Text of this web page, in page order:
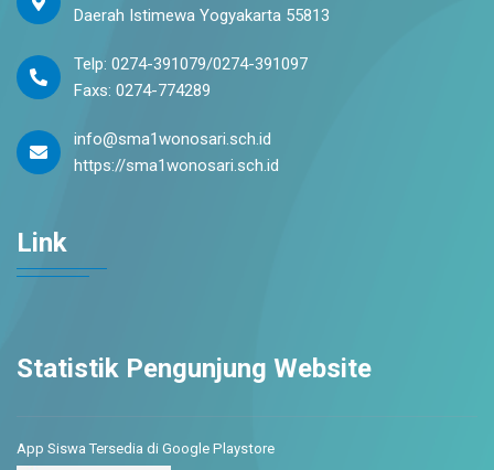
Daerah Istimewa Yogyakarta 55813
Telp: 0274-391079/0274-391097
Faxs: 0274-774289
info@sma1wonosari.sch.id
https://sma1wonosari.sch.id
Link
Statistik Pengunjung Website
App Siswa Tersedia di Google Playstore